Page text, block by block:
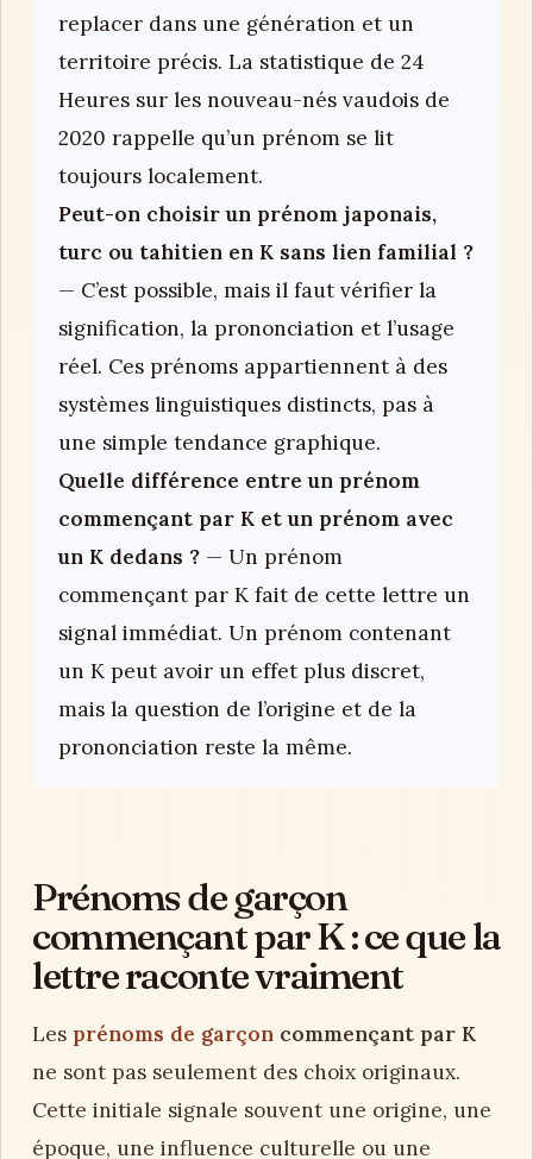
replacer dans une génération et un
territoire précis. La statistique de 24
Heures sur les nouveau-nés vaudois de
2020 rappelle qu’un prénom se lit
toujours localement.
Peut-on choisir un prénom japonais,
turc ou tahitien en K sans lien familial ?
— C’est possible, mais il faut vérifier la
signification, la prononciation et l’usage
réel. Ces prénoms appartiennent à des
systèmes linguistiques distincts, pas à
une simple tendance graphique.
Quelle différence entre un prénom
commençant par K et un prénom avec
un K dedans ? — Un prénom
commençant par K fait de cette lettre un
signal immédiat. Un prénom contenant
un K peut avoir un effet plus discret,
mais la question de l’origine et de la
prononciation reste la même.
Prénoms de garçon
commençant par K : ce que la
lettre raconte vraiment
Les prénoms de garçon commençant par K
ne sont pas seulement des choix originaux.
Cette initiale signale souvent une origine, une
époque, une influence culturelle ou une